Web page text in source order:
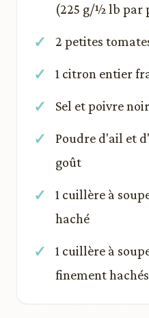
(225 g/½ lb par
2 petites
1 citron entier
Sel et poivre
Poudre d'ail et
goût
1 cuillère à
haché
1 cuillère à
finement hachés